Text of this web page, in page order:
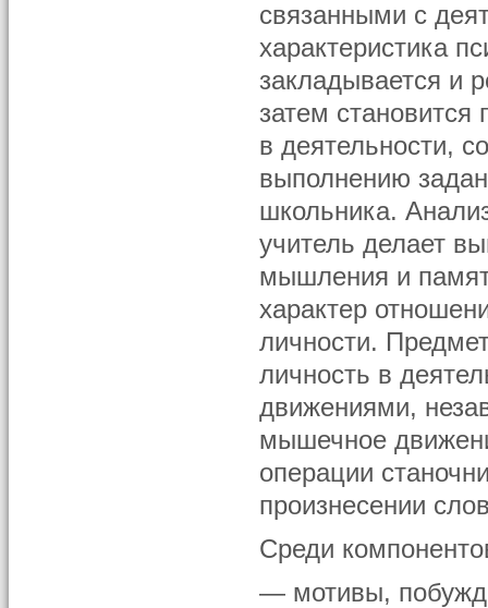
связанными с
характеристика
закладывается и
затем
в деятельности,
выполнению
школьника.
учитель делает
мышления и
характер
личности.
личность в
движениями,
мышечное
операции
произнесении
Среди
— мотивы,